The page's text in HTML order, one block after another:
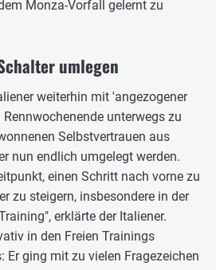
Monza-Vorfall gelernt zu
umlegen
weiterhin mit 'angezogener
unterwegs zu
Selbstvertrauen aus
nun endlich umgelegt werden.
einen Schritt nach vorne zu
zu steigern, insbesondere in der
erklärte der Italiener.
in den Freien Trainings
Er ging mit zu vielen Fragezeichen